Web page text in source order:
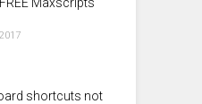
shortcuts not